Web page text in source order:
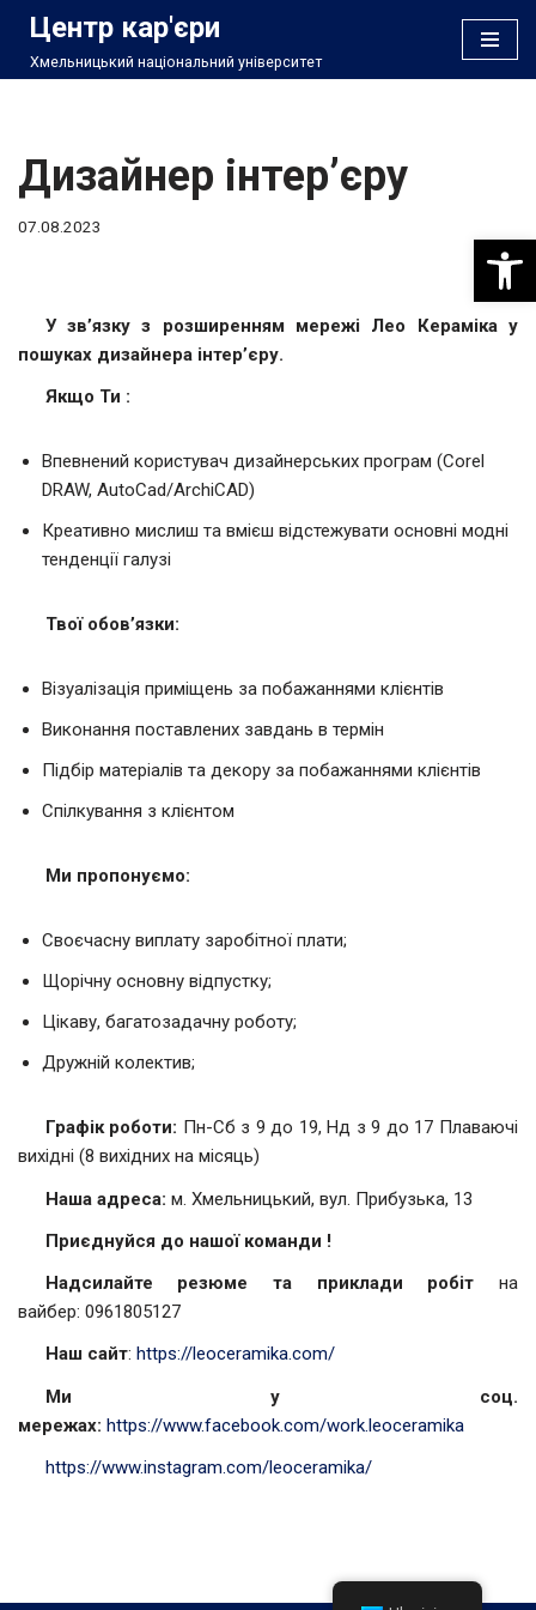
Перейти
Центр кар'єри
Хмельницький національний університет
Дизайнер інтер’єру
07.08.2023
У зв’язку з розширенням мережі Лео Кераміка у
пошуках дизайнера інтер’єру.
Якщо Ти :
Впевнений користувач дизайнерських програм (Corel
DRAW, AutoCad/ArchiCAD)
Креативно мислиш та вмієш відстежувати основні модні
тенденції галузі
Твої обов’язки:
Візуалізація приміщень за побажаннями клієнтів
Виконання поставлених завдань в термін
Підбір матеріалів та декору за побажаннями клієнтів
Спілкування з клієнтом
Ми пропонуємо:
Своєчасну виплату заробітної плати;
Щорічну основну відпустку;
Цікаву, багатозадачну роботу;
Дружній колектив;
Графік роботи: Пн-Сб з 9 до 19, Нд з 9 до 17 Плаваючі
вихідні (8 вихідних на місяць)
Наша адреса: м. Хмельницький, вул. Прибузька, 13
Приєднуйся до нашої команди !
Надсилайте резюме та приклади робіт на
вайбер: 0961805127
Наш сайт: https://leoceramika.com/
Ми у соц.
мережах: https://www.facebook.com/work.leoceramika
https://www.instagram.com/leoceramika/